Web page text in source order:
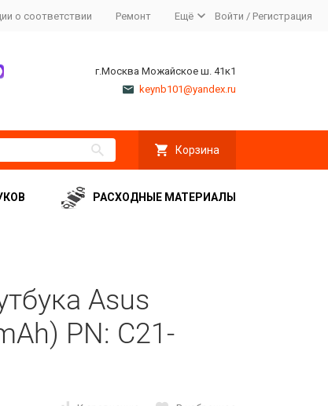
о соответствии Ремонт Ещё Войти / Регистрация
г.Москва Можайское ш. 41к1
keynb101@yandex.ru
Корзина
РАСХОДНЫЕ МАТЕРИАЛЫ
Asus
PN: С21-